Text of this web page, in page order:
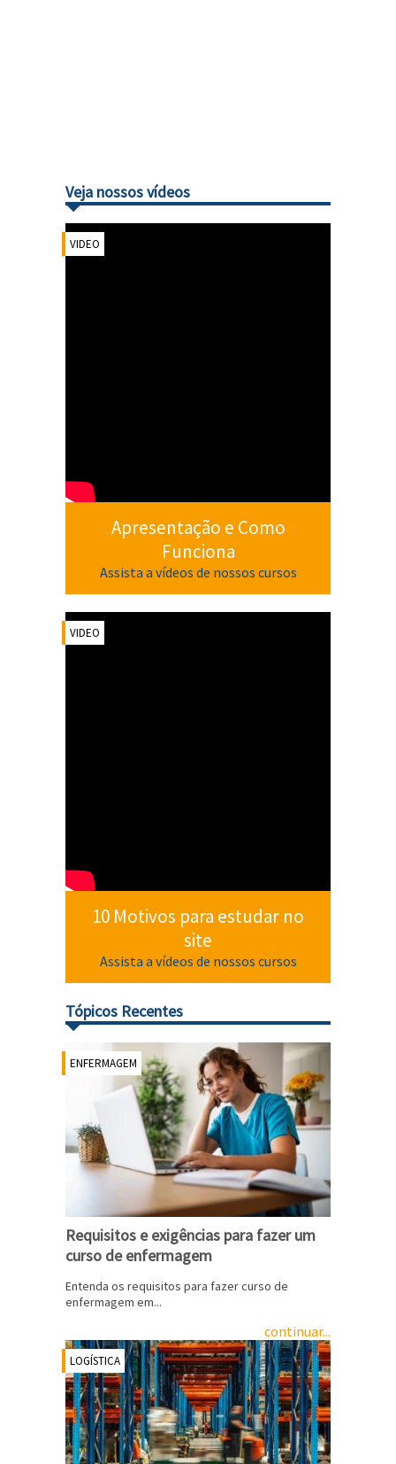
Veja nossos vídeos
VIDEO
Apresentação e Como
Funciona
Assista a vídeos de nossos cursos
VIDEO
10 Motivos para estudar no
site
Assista a vídeos de nossos cursos
Tópicos Recentes
ENFERMAGEM
Requisitos e exigências para fazer um
curso de enfermagem
Entenda os requisitos para fazer curso de
enfermagem em...
continuar...
LOGÍSTICA